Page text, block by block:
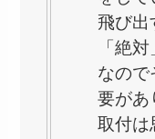
飛び出
「絶
なので
要があ
取付は